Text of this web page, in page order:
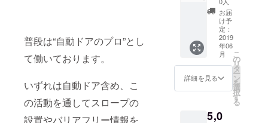
普段は“自動ドアのプロ”とし
て働いております。
いずれは自動ドア含め、こ
の活動を通してスロープの
設置やバリアフリー情報を
円〜
100,000
,000円
の間で
金額を
設定で
きます
ので、
是非お
願い致
す。 感
お届
け予
定：
2019
年06
月
詳細を見る
こ
の
リ
タ
ー
ン
を
選
択
す
る
5,0